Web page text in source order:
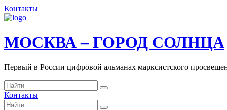
Контакты
МОСКВА – ГОРОД СОЛНЦА
Первый в России цифровой альманах марксистского
Контакты